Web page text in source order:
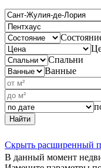
Спальни
Ванные
Найти
Скрыть расширенный
В данный момент